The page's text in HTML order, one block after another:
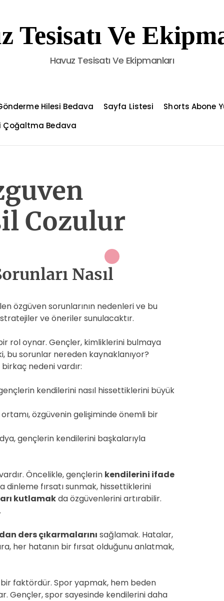
Tesisatı Ve
Havuz Tesisatı Ve Ekipmanları
Hilesi Bedava Sayfa Listesi
Shorts Abone
Çoğaltma Bedava
Cozulur
Nasıl
özgüven sorunlarının nedenleri ve bu
ve öneriler sunulacaktır.
rol oynar. Gençler, kimliklerini bulmaya
bu sorunlar nereden kaynaklanıyor?
nedeni vardır:
kendilerini nasıl hissettiklerini büyük
özgüvenin gelişiminde önemli bir
gençlerin kendilerini başkalarıyla
Öncelikle, gençlerin kendilerini ifade
dinleme fırsatı sunmak, hissettiklerini
kutlamakda özgüvenlerini artırabilir.
ders çıkarmalarını sağlamak. Hatalar,
her hatanın bir fırsat olduğunu anlatmak,
faktördür. Spor yapmak, hem beden
Gençler, spor sayesinde kendilerini daha